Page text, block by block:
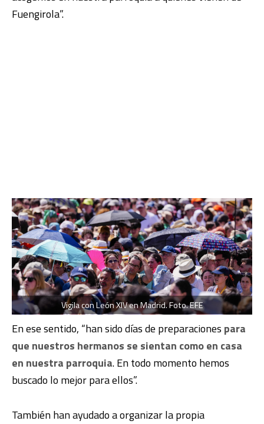
Fuengirola”.
Vigila con León XIV en Madrid. Foto. EFE
En ese sentido, “han sido días de preparaciones para
que nuestros hermanos se sientan como en casa
en nuestra parroquia. En todo momento hemos
buscado lo mejor para ellos”.
También han ayudado a organizar la propia